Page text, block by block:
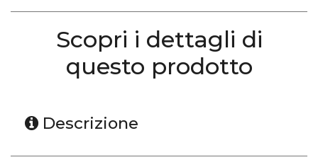
Scopri i dettagli di
questo prodotto
Descrizione